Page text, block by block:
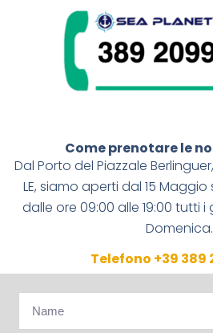
Come prenotare le
Dal Porto del Piazzale
LE, siamo aperti dal 15
dalle ore 09:00 alle 19:00 tutti
Domenica.
Telefono +39 389